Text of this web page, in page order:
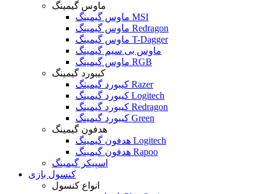
ماوس گیمینگ
ماوس گیمینگ MSI
ماوس گیمینگ Redragon
ماوس گیمینگ T-Dagger
ماوس بی سیم گیمینگ
ماوس گیمینگ RGB
کیبورد گیمینگ
کیبورد گیمینگ Razer
کیبورد گیمینگ Logitech
کیبورد گیمینگ Redragon
کیبورد گیمینگ Green
هدفون گیمینگ
هدفون گیمینگ Logitech
هدفون گیمینگ Rapoo
اسپیکر گیمینگ
کنسول بازی
انواع کنسول